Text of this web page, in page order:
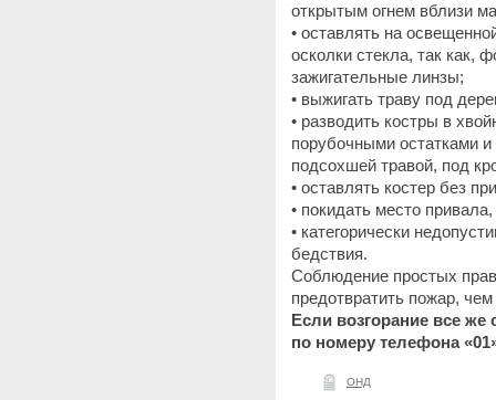
открытым огнем вблизи
• оставлять на
осколки стекла, так как,
зажигательные линзы;
• выжигать траву под
• разводить костры в
порубочными остатками и
подсохшей травой, под
• оставлять костер без
• покидать место
• категорически
бедствия.
Соблюдение простых
предотвратить пожар,
Если возгорание все
по номеру телефона
ОНД